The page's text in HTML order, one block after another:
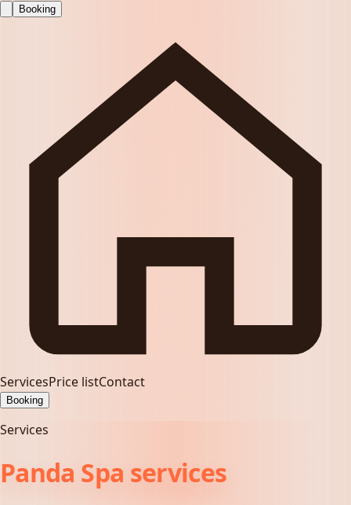
Booking
ServicesPrice listContact
Booking
Services
Panda Spa services